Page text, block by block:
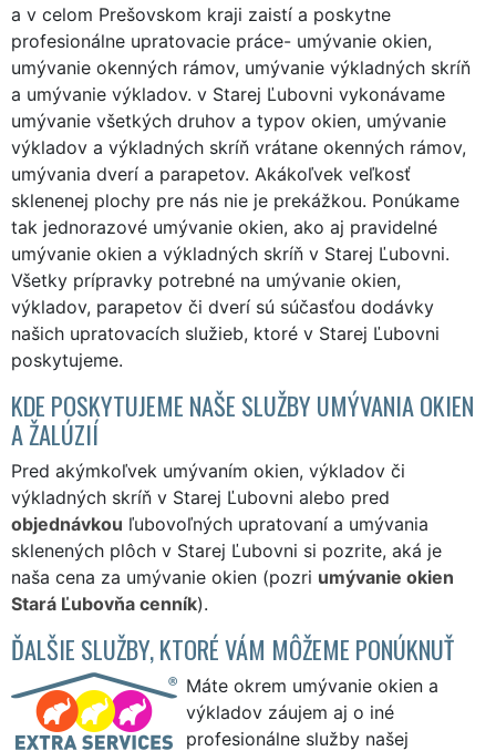
a v celom Prešovskom kraji zaistí a poskytne
profesionálne upratovacie práce- umývanie okien,
umývanie okenných rámov, umývanie výkladných skríň
a umývanie výkladov. v Starej Ľubovni vykonávame
umývanie všetkých druhov a typov okien, umývanie
výkladov a výkladných skríň vrátane okenných rámov,
umývania dverí a parapetov. Akákoľvek veľkosť
sklenenej plochy pre nás nie je prekážkou. Ponúkame
tak jednorazové umývanie okien, ako aj pravidelné
umývanie okien a výkladných skríň v Starej Ľubovni.
Všetky prípravky potrebné na umývanie okien,
výkladov, parapetov či dverí sú súčasťou dodávky
našich upratovacích služieb, ktoré v Starej Ľubovni
poskytujeme.
KDE POSKYTUJEME NAŠE SLUŽBY UMÝVANIA OKIEN
A ŽALÚZIÍ
Pred akýmkoľvek umývaním okien, výkladov či
výkladných skríň v Starej Ľubovni alebo pred
objednávkou ľubovoľných upratovaní a umývania
sklenených plôch v Starej Ľubovni si pozrite, aká je
naša cena za umývanie okien (pozri umývanie okien
Stará Ľubovňa cenník).
ĎALŠIE SLUŽBY, KTORÉ VÁM MÔŽEME PONÚKNUŤ
Máte okrem umývanie okien a
výkladov záujem aj o iné
profesionálne služby našej